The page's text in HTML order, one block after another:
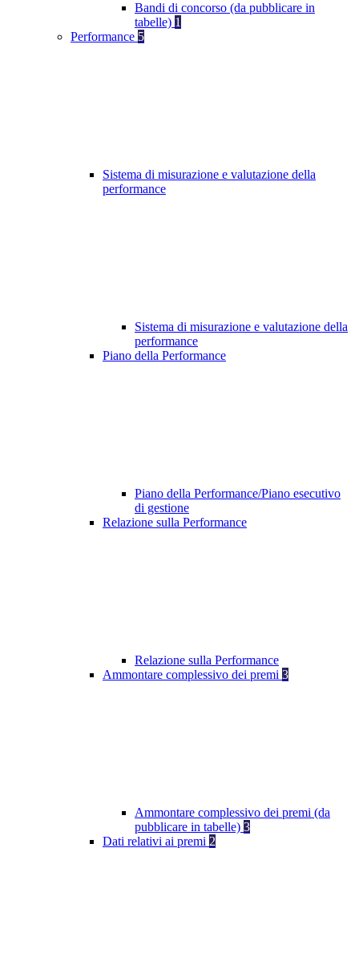
Bandi di concorso (da pubblicare in
tabelle) 1
Performance 5
Sistema di misurazione e valutazione della
performance
Sistema di misurazione e valutazione della
performance
Piano della Performance
Piano della Performance/Piano esecutivo
di gestione
Relazione sulla Performance
Relazione sulla Performance
Ammontare complessivo dei premi 3
Ammontare complessivo dei premi (da
pubblicare in tabelle) 3
Dati relativi ai premi 2